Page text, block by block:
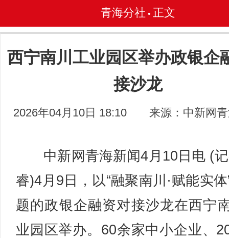
青海分社 • 正文
西宁南川工业园区举办政银企
接沙龙
2026年04月10日 18:10 来源：中新网
中新网青海新闻4月10日电 (记
睿)4月9日，以“融聚南川·赋能实
题的政银企融资对接沙龙在西宁
业园区举办。60余家中小企业、